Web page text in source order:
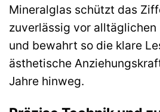
Mineralglas schützt das
zuverlässig vor alltäglichen
und bewahrt so die klare
ästhetische
Jahre hinweg.